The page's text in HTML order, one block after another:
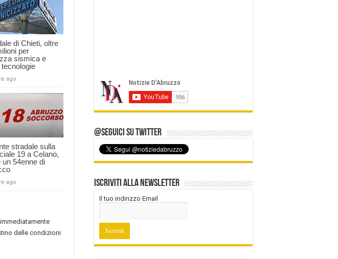
di Chieti, oltre
per
sismica e
ago
stradale sulla
19 a Celano,
un 54enne di
ago
delle condizioni
@Seguici su Twitter
Iscriviti alla Newsletter
Il tuo indirizzo Email